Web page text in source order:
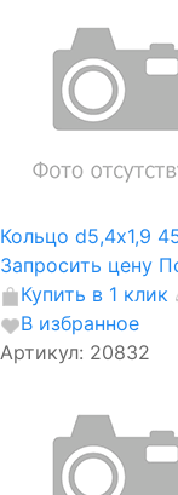
Кольцо d5,4х1,9
Запросить цену
Купить в 1 клик
В избранное
Артикул: 20832